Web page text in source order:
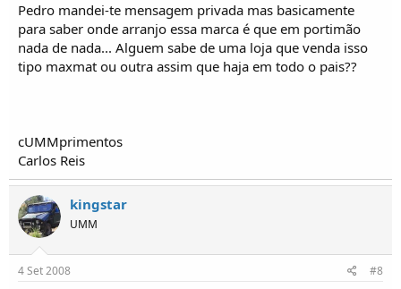
Pedro mandei-te mensagem privada mas basicamente
para saber onde arranjo essa marca é que em portimão
nada de nada... Alguem sabe de uma loja que venda isso
tipo maxmat ou outra assim que haja em todo o pais??
cUMMprimentos
Carlos Reis
kingstar
UMM
4 Set 2008 #8